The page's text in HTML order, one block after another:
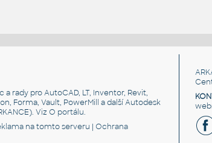
rady pro AutoCAD, LT, Inventor, Revit,
Forma, Vault, PowerMill a další Autodesk
VizO portálu.
na tomto serveru |Ochrana